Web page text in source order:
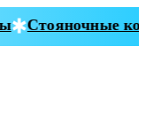
Стояночные